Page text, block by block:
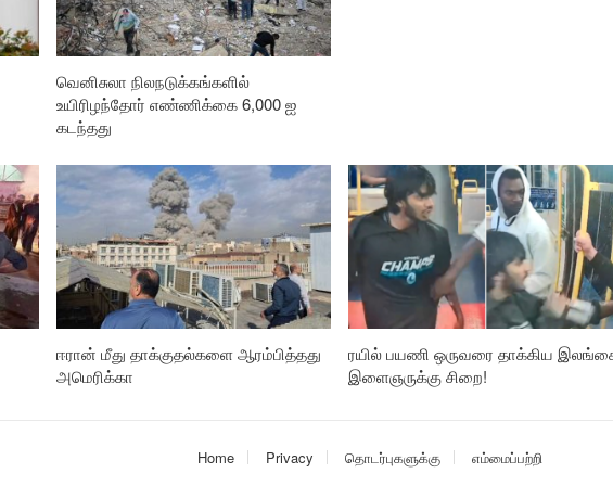
வெனிசுலா நிலநடுக்கங்களில்
உயிரிழந்தோர் எண்ணிக்கை 6,000 ஐ
கடந்தது
ஈரான் மீது தாக்குதல்களை ஆரம்பித்தது
அமெரிக்கா
ரயில் பயணி ஒருவரை தாக்கிய
இளைஞருக்கு சிறை!
Home Privacy தொடர்புகளுக்கு
எம்மைப்பற்றி